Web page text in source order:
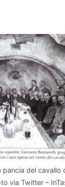
pancia del cavallo
via Twitter –